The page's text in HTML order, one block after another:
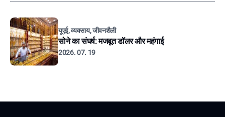
यूएई, व्यवसाय, जीवनशैली
सोने का संघर्ष: मजबूत डॉलर और महंगाई
2026. 07. 19